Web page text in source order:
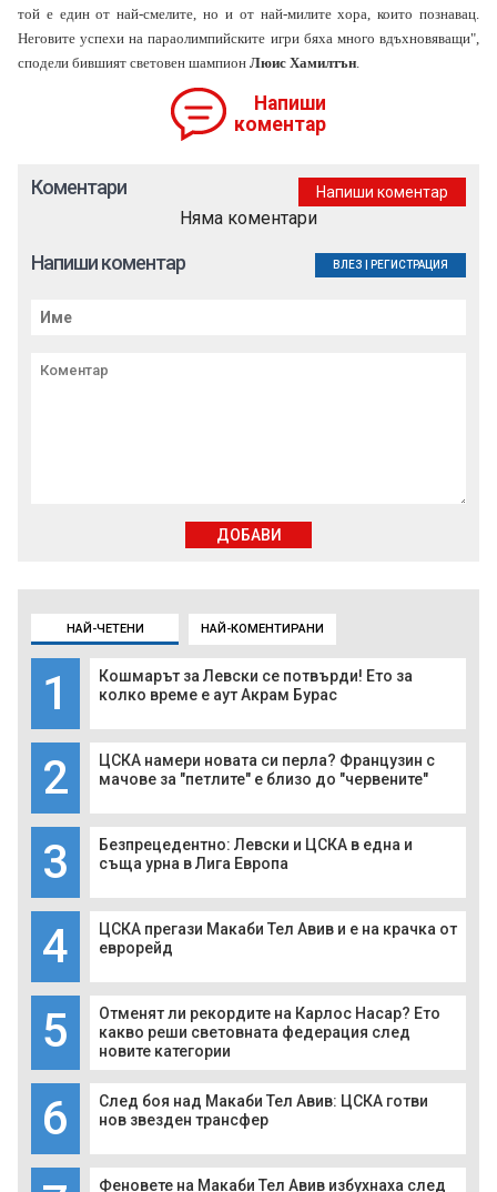
той е един от най-смелите, но и от най-милите хора, които познавац.
Неговите успехи на параолимпийските игри бяха много вдъхновяващи",
сподели бившият световен шампион Люис Хамилтън.
Напиши
коментар
НАЙ-ЧЕТЕНИ НАЙ-КОМЕНТИРАНИ
1
Кошмарът за Левски се потвърди! Ето за
колко време е аут Акрам Бурас
2
ЦСКА намери новата си перла? Французин с
мачове за "петлите" е близо до "червените"
3
Безпрецедентно: Левски и ЦСКА в една и
съща урна в Лига Европа
4
ЦСКА прегази Макаби Тел Авив и е на крачка от
еврорейд
5
Отменят ли рекордите на Карлос Насар? Ето
какво реши световната федерация след
новите категории
6
След боя над Макаби Тел Авив: ЦСКА готви
нов звезден трансфер
Феновете на Макаби Тел Авив избухнаха след
Коментари Напиши коментар
Няма коментари
Напиши коментар ВЛЕЗ РЕГИСТРАЦИЯ
ДОБАВИ